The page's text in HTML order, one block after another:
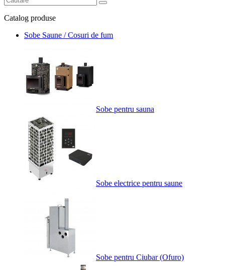
Catalog produse
Sobe Saune / Cosuri de fum
Sobe pentru sauna
Sobe electrice pentru saune
Sobe pentru Ciubar (Ofuro)